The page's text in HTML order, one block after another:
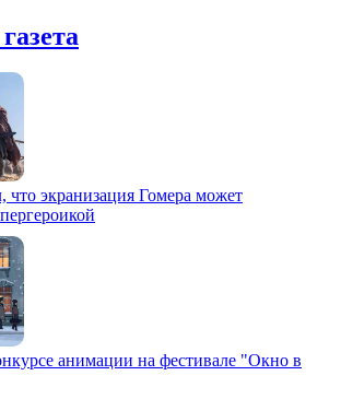
что экранизация Гомера может
анимации на фестивале "Окно в